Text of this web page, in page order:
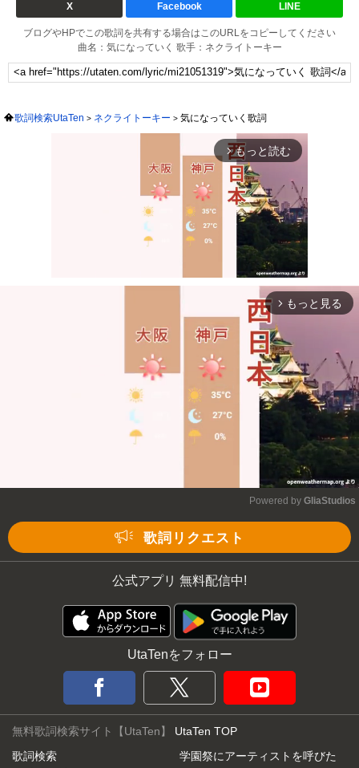
X Facebook LINE
ブログやHPでこの歌詞を共有する場合はこのURLをコピーしてください
曲名：気になっていく 歌手：ネクライトーキー
歌詞検索UtaTen ネクライトーキー 気になっていく歌詞
arrow_forward_ios もっと読む
Mute
arrow_forward_ios もっと見る
Powered by GliaStudios
歌詞リクエスト
公式アプリ 無料配信中!
UtaTenをフォロー
無料歌詞検索サイト【UtaTen】 UtaTen TOP
歌詞検索
学園祭にアーティストを呼びた